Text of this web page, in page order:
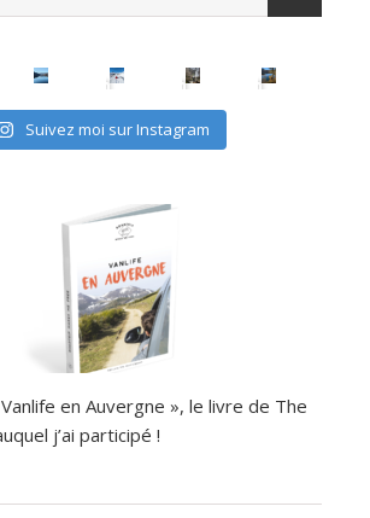
Suivez moi sur Instagram
en Auvergne », le livre de The
j’ai participé !